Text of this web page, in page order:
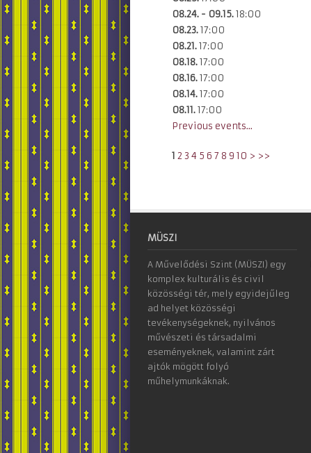
08.24. - 09.15.18:00
08.23.17:00
08.21.17:00
08.18.17:00
08.16.17:00
08.14.17:00
08.11.17:00
Previous events...
1 2 3 4 5 6 7 8 9 10 > >>
MÜSZI
A Művelődési Szint (MÜSZI) egy
komplex kulturális és civil
közösségi tér, mely egyidejűleg
ad helyet közösségi
tevékenységeknek, nyilvános
művészeti és társadalmi
eseményeknek, valamint zárt
ajtók mögött folyó
műhelymunkáknak.